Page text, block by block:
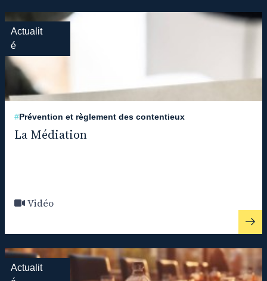
Actualit
é
#Prévention et règlement des contentieux
La Médiation
Vidéo
Actualit